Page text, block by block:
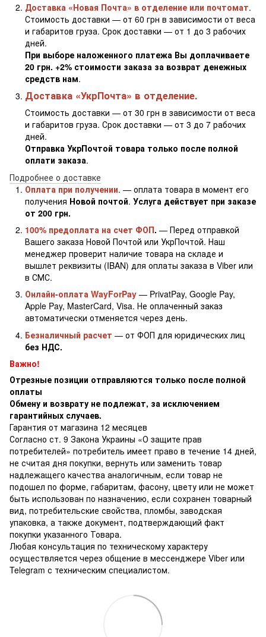
Доставка «Новая Почта» в отделение или почтомат.
Стоимость доставки — от 60 грн в зависимости от веса
и габаритов груза. Срок доставки — от 1 до 3 рабочих
дней.
При выборе наложенного платежа Вы доплачиваете
20 грн. +2% стоимости заказа за возврат денежных
средств нам.
Доставка «УкрПочта» в отделение.
Стоимость доставки — от 30 грн в зависимости от веса
и габаритов груза. Срок доставки — от 3 до 7 рабочих
дней.
Отправка УкрПочтой товара только после полной
оплати заказа.
Подробнее о доставке
Оплата при получении. — оплата товара в момент его
получения Новой почтой. Услуга действует при заказе
от 200 грн.
100% предоплата на счет ФОП. — Перед отправкой
Вашего заказа Новой Почтой или УкрПочтой. Наш
менеджер проверит наличие товара на складе и
вышлет реквизиты (IBAN) для оплаты заказа в Viber или
в СМС.
Онлайн-оплата WayForPay — PrivatPay, Google Pay,
Apple Pay, MasterCard, Visa. Не оплаченный заказ
автоматически отменяется через день.
Безналичный расчет — от ФОП для юридических лиц
без НДС.
Важно!
Отрезные позиции отправляются только после полной
оплаты
Обмену и возврату не подлежат, за исключением
гарантийных случаев.
Гарантия от магазина 12 месяцев
Согласно ст. 9 Закона Украины «О защите прав
потребителей» потребитель имеет право в течение 14 дней,
не считая дня покупки, вернуть или заменить товар
надлежащего качества аналогичным, если товар не
подошел по форме, габаритам, фасону, цвету или не может
быть использован по назначению, если сохранен товарный
вид, потребительские свойства, пломбы, заводская
упаковка, а также документ, подтверждающий факт
покупки указанного Товара.
Любая консультация по техническому характеру
осуществляется через общение в мессенджере Viber или
Telegram с техническим специалистом.